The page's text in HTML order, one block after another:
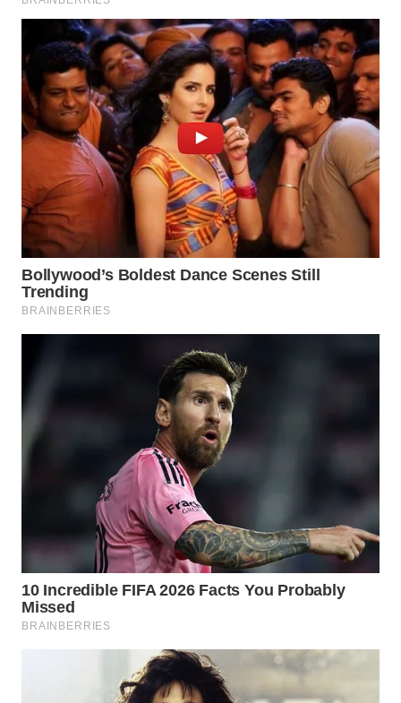
WN
DEPOK
WN
TAPANULI
UTARA
WN
SAMOSIR
WN
PADANG
LAWAS
WN
TANGERANG
WN
BINJAI